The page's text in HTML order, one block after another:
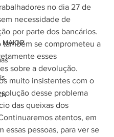
MAIOR
no dia 27 de
necessidade de
por parte dos bancários.
também se comprometeu a
esses
sobre a devolução.
desse problema
das queixas dos
atentos, em
essas pessoas, para ver se